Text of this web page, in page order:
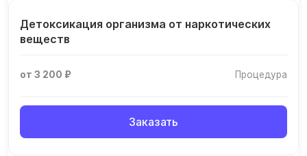
Детоксикация организма от наркотических
веществ
от 3 200 ₽ Процедура
Заказать